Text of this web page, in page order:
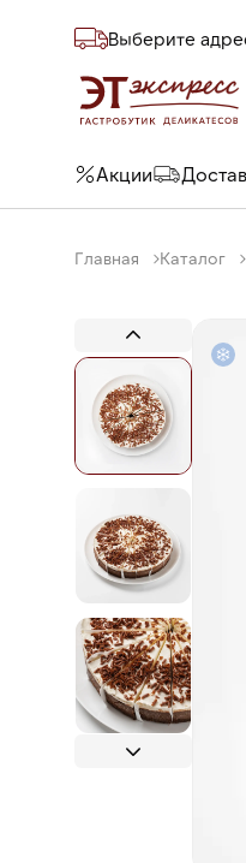
Выберите
Акции
Главная Каталог